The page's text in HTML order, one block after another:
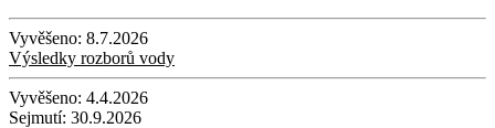
Vyvěšeno: 8.7.2026
Výsledky rozborů vody
Vyvěšeno: 4.4.2026
Sejmutí: 30.9.2026